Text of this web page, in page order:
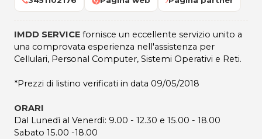
IMDD SERVICE fornisce un eccellente servizio unito a
una comprovata esperienza nell'assistenza per
Cellulari, Personal Computer, Sistemi Operativi e Reti.
*Prezzi di listino verificati in data 09/05/2018
ORARI
Dal Lunedì al Venerdì: 9.00 - 12.30 e 15.00 - 18.00
Sabato 15.00 -18.00